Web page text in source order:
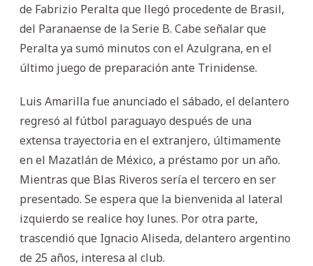
de Fabrizio Peralta que llegó procedente de Brasil,
del Paranaense de la Serie B. Cabe señalar que
Peralta ya sumó minutos con el Azulgrana, en el
último juego de preparación ante Trinidense.
Luis Amarilla fue anunciado el sábado, el delantero
regresó al fútbol paraguayo después de una
extensa trayectoria en el extranjero, últimamente
en el Mazatlán de México, a préstamo por un año.
Mientras que Blas Riveros sería el tercero en ser
presentado. Se espera que la bienvenida al lateral
izquierdo se realice hoy lunes. Por otra parte,
trascendió que Ignacio Aliseda, delantero argentino
de 25 años, interesa al club.